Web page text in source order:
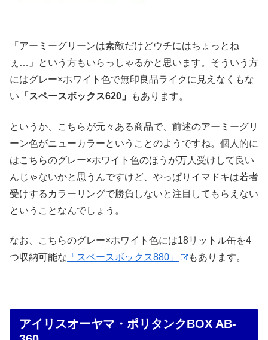
「アーミーグリーンは素敵だけどウチにはちょっとね
ぇ…」という方もいらっしゃるかと思います。そういう方
にはグレー×ホワイト色で無印良品ライクに見えなくもな
い 「スペースボックス620」 もあります。
というか、こちらが元々ある商品で、前述のアーミーグリ
ーン色がニューカラーということのようですね。個人的に
はこちらのグレー×ホワイト色のほうが万人受けして良い
んじゃないかと思うんですけど、やっぱりイマドキは若者
受けするカラーリングで勝負しないと注目してもらえない
ということなんでしょう。
なお、こちらのグレー×ホワイト色には18リットル缶を4
つ収納可能な 「スペースボックス880」 もあります。
アイリスオーヤマ・ポリタンクBOX AB-